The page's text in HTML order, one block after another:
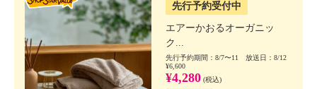
先行予約受付中
エアーかおるオーガニッ
ク...
先行予約期間：8/7〜11 放送日：8/12
¥6,600
¥4,280 (税込)